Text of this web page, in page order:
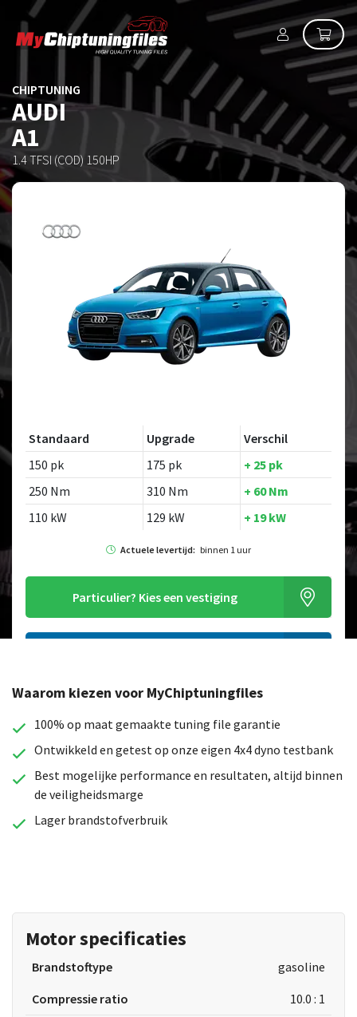
CHIPTUNING
AUDI
A1
1.4 TFSI (COD) 150HP
Standaard Upgrade
Verschil
150 pk
175 pk
+ 25 pk
250 Nm
310 Nm
+ 60 Nm
110 kW
129 kW + 19 kW
Actuele levertijd: binnen 1 uur
Particulier? Kies een vestiging
Op zoek naar een ander model?
Waarom kiezen voor MyChiptuningfiles
100% op maat gemaakte tuning file garantie
Ontwikkeld en getest op onze eigen 4x4 dyno testbank
Best mogelijke performance en resultaten, altijd binnen
de veiligheidsmarge
Lager brandstofverbruik
Motor specificaties
Brandstoftype
gasoline
Compressie ratio
10.0 : 1